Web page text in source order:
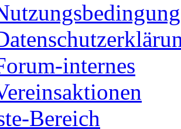
internes
Bereich